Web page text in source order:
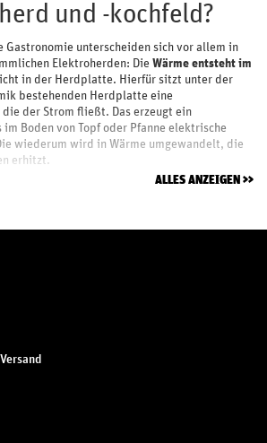
und -kochfeld?
unterscheiden sich vor allem in
Elektroherden: Die Wärme entsteht im
in der Herdplatte. Hierfür sitzt unter der
bestehenden Herdplatte eine
der Strom fließt. Das erzeugt ein
im Boden von Topf oder Pfanne elektrische
wiederum wird in Wärme umgewandelt, die
erhitzt.
ALLES ANZEIGEN